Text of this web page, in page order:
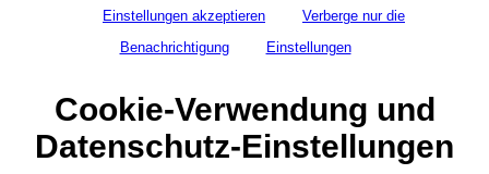
Einstellungen akzeptieren
Verberge nur die
Benachrichtigung
Einstellungen
Cookie-Verwendung und
Datenschutz-Einstellungen